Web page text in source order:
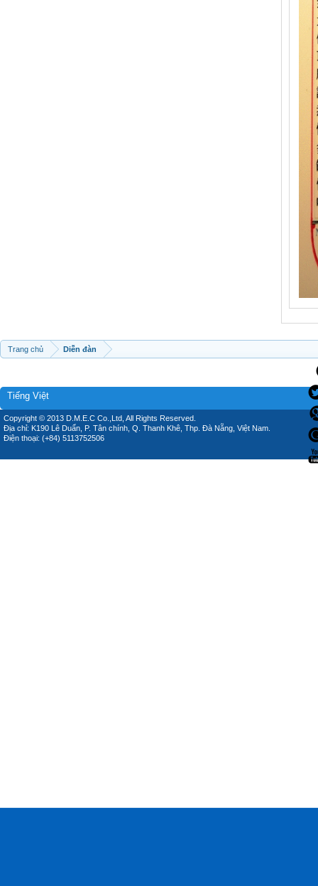
Trang chủ Diễn đàn
Tiếng Việt
Copyright © 2013 D.M.E.C Co.,Ltd, All Rights Reserved.
Địa chỉ: K190 Lê Duẩn, P. Tân chính, Q. Thanh Khê, Thp. Đà Nẵng, Việt Nam.
Điện thoại: (+84) 5113752506